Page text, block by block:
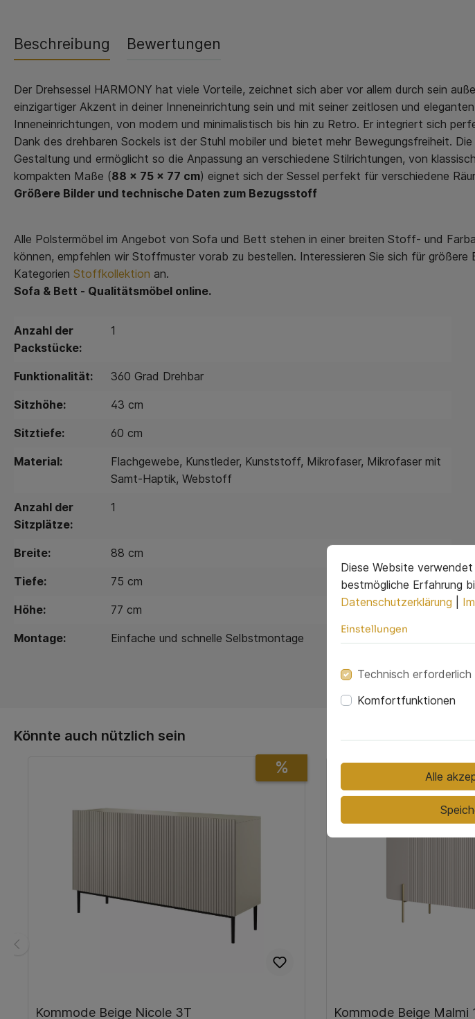
Beschreibung Bewertungen
Der Drehsessel HARMONY hat viele Vorteile, zeichnet sich aber vor allem durch sein
einzigartiger Akzent in deiner Inneneinrichtung sein und mit seiner zeitlosen und
Inneneinrichtungen, von modern und minimalistisch bis hin zu Retro. Er integriert sich
Dank des drehbaren Sockels ist der Stuhl mobiler und bietet mehr Bewegungsfreiheit.
Gestaltung und ermöglicht so die Anpassung an verschiedene Stilrichtungen, von
kompakten Maße (88 x 75 x 77 cm) eignet sich der Sessel perfekt für verschiedene
Größere Bilder und technische Daten zum Bezugsstoff
Alle Polstermöbel im Angebot von Sofa und Bett stehen in einer breiten Stoff- und
können, empfehlen wir Stoffmuster vorab zu bestellen. Interessieren Sie sich für
Kategorien Stoffkollektion an.
Sofa & Bett - Qualitätsmöbel online.
Anzahl der
Packstücke:
1
Funktionalität: 360 Grad Drehbar
Sitzhöhe: 43 cm
Sitztiefe: 60 cm
Material: Flachgewebe, Kunstleder, Kunststoff, Mikrofaser, Mikrofaser mit
Samt-Haptik, Webstoff
Anzahl der
Sitzplätze:
1
Breite: 88 cm
Tiefe: 75 cm
Höhe: 77 cm
Montage: Einfache und schnelle Selbstmontage
Könnte auch nützlich sein
%
Kommode Beige Nicole 3T Kommode Beige Malmi
Diese Website verwendet
bestmögliche Erfahrung
Datenschutzerklärung
Einstellungen
Technisch erforderlich
Komfortfunktionen
Alle